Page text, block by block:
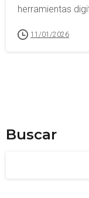
herramientas
11/01/2026
Buscar